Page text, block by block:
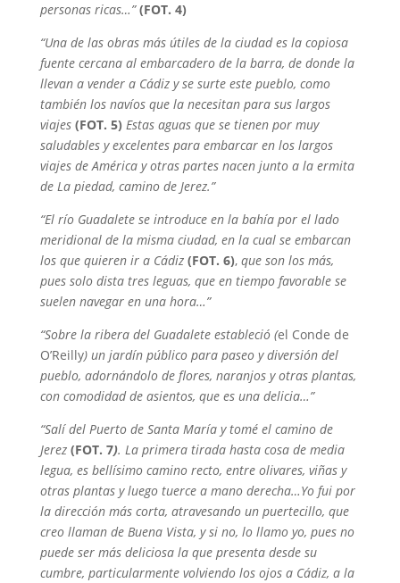
personas ricas…” (FOT. 4)
“Una de las obras más útiles de la ciudad es la copiosa
fuente cercana al embarcadero de la barra, de donde la
llevan a vender a Cádiz y se surte este pueblo, como
también los navíos que la necesitan para sus largos
viajes (FOT. 5) Estas aguas que se tienen por muy
saludables y excelentes para embarcar en los largos
viajes de América y otras partes nacen junto a la ermita
de La piedad, camino de Jerez.”
“El río Guadalete se introduce en la bahía por el lado
meridional de la misma ciudad, en la cual se embarcan
los que quieren ir a Cádiz (FOT. 6),que son los más,
pues solo dista tres leguas, que en tiempo favorable se
suelen navegar en una hora…”
“Sobre la ribera del Guadalete estableció (el Conde de
O’Reilly) un jardín público para paseo y diversión del
pueblo, adornándolo de flores, naranjos y otras plantas,
con comodidad de asientos, que es una delicia…”
“Salí del Puerto de Santa María y tomé el camino de
Jerez (FOT. 7). La primera tirada hasta cosa de media
legua, es bellísimo camino recto, entre olivares, viñas y
otras plantas y luego tuerce a mano derecha…Yo fui por
la dirección más corta, atravesando un puertecillo, que
creo llaman de Buena Vista, y si no, lo llamo yo, pues no
puede ser más deliciosa la que presenta desde su
cumbre, particularmente volviendo los ojos a Cádiz, a la